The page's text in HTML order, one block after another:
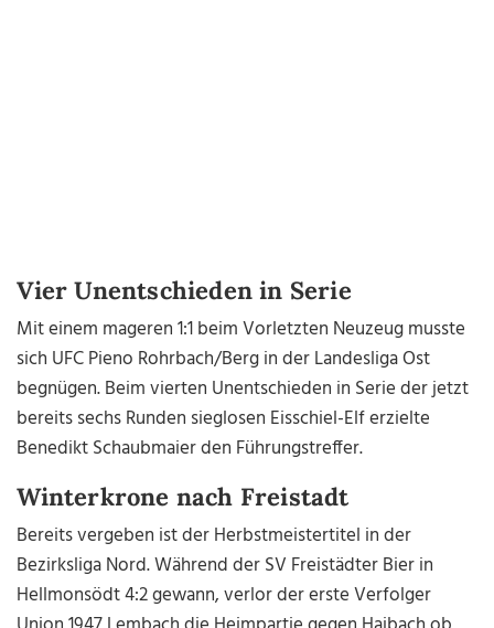
Vier Unentschieden in Serie
Mit einem mageren 1:1 beim Vorletzten Neuzeug musste
sich UFC Pieno Rohrbach/Berg in der Landesliga Ost
begnügen. Beim vierten Unentschieden in Serie der jetzt
bereits sechs Runden sieglosen Eisschiel-Elf erzielte
Benedikt Schaubmaier den Führungstreffer.
Winterkrone nach Freistadt
Bereits vergeben ist der Herbstmeistertitel in der
Bezirksliga Nord. Während der SV Freistädter Bier in
Hellmonsödt 4:2 gewann, verlor der erste Verfolger